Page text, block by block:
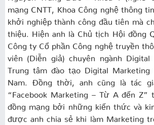
mạng CNTT, Khoa Công nghệ thông
khởi nghiệp thành công đầu tiên mà
thiệu. Hiện anh là Chủ tịch Hội đồng
Công ty Cổ phần Công nghệ truyền
viên (Diễn giả) chuyên ngành Digital
Trung tâm đào tạo Digital Marketing
Nam. Đồng thời, anh cũng là tác
“Facebook Marketing – Từ A đến Z”
đồng mạng bởi những kiến thức và
được anh chia sẻ khi làm Marketing